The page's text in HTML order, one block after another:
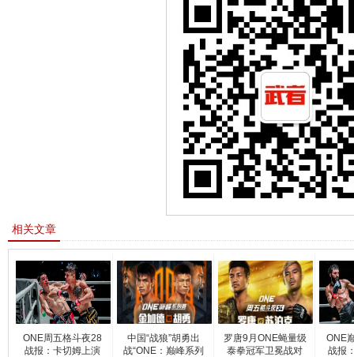
相关文章
ONE周五格斗夜28
战报：卡切姆上演
中国“战狼”胡勇出
战“ONE：巅峰系列
罗唐9月ONE蝇量级
泰拳冠军卫冕战对
ONE
战报